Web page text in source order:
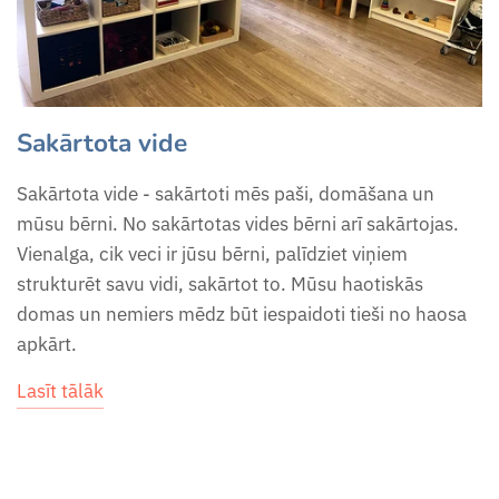
Sakārtota vide
Sakārtota vide - sakārtoti mēs paši, domāšana un
mūsu bērni. No sakārtotas vides bērni arī sakārtojas.
Vienalga, cik veci ir jūsu bērni, palīdziet viņiem
strukturēt savu vidi, sakārtot to. Mūsu haotiskās
domas un nemiers mēdz būt iespaidoti tieši no haosa
apkārt.
Lasīt tālāk
Mārītes attīstības cikla darba
lapas
Pavasara puķu grāmatiņa
Pavasara uzdevumu burtnīca
(4-5 gadi)
Pavasara uzdevumu burtnīca
(6-7 gadi)
Pāra un nepāra skaitļi
klasificējošai lasīšanai
Grimm's varavīksnes
iedvesmas kartītes
Iekšējie orgāni - kartītes
klasificējošai lasīšanai
Jāņuzāļu kartītes
Kartītes zilajiem
konstruktīvajiem trijstūriem
Kontinenti
Vistas attīstības cikla
grāmatiņa
Zemes un ūdens formu
grāmatiņas
Zvaigznāju grāmatiņa
Lapiņas reizināšanai
Lapiņas dalīšanai
Drukātie un rakstītie burti
kustīgajam alfabētam
Īpašības vārds
Kartītes pirmajai
lasīšanai/rakstīšanai
Kartītes ar fonogrammām
lasīšanai/rakstīšanai
Lapas rakstīšanai
Lasāmkartītes ar